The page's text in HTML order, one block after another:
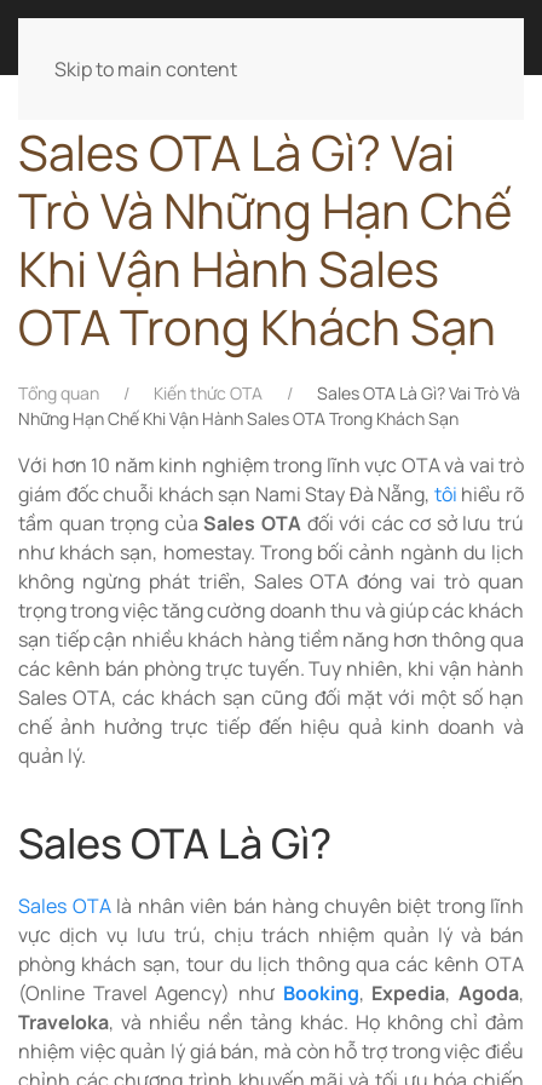
Skip to main content
Sales OTA Là Gì? Vai
Trò Và Những Hạn Chế
Khi Vận Hành Sales
OTA Trong Khách Sạn
Tổng quan Kiến thức OTA
Sales OTA Là Gì? Vai Trò Và
Những Hạn Chế Khi Vận Hành Sales OTA Trong Khách Sạn
Với hơn 10 năm kinh nghiệm trong lĩnh vực OTA và vai trò
giám đốc chuỗi khách sạn Nami Stay Đà Nẵng, tôi hiểu rõ
tầm quan trọng của Sales OTAđối với các cơ sở lưu trú
như khách sạn, homestay. Trong bối cảnh ngành du lịch
không ngừng phát triển, Sales OTA đóng vai trò quan
trọng trong việc tăng cường doanh thu và giúp các khách
sạn tiếp cận nhiều khách hàng tiềm năng hơn thông qua
các kênh bán phòng trực tuyến. Tuy nhiên, khi vận hành
Sales OTA, các khách sạn cũng đối mặt với một số hạn
chế ảnh hưởng trực tiếp đến hiệu quả kinh doanh và
quản lý.
Sales OTA Là Gì?
Sales OTAlà nhân viên bán hàng chuyên biệt trong lĩnh
vực dịch vụ lưu trú, chịu trách nhiệm quản lý và bán
phòng khách sạn, tour du lịch thông qua các kênh OTA
(Online Travel Agency) như Booking, Expedia,Agoda,
Traveloka, và nhiều nền tảng khác. Họ không chỉ đảm
nhiệm việc quản lý giá bán, mà còn hỗ trợ trong việc điều